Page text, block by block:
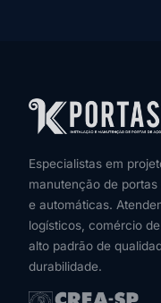
Especialistas em
manutenção de
e automáticas.
logísticos, comércio
alto padrão de
durabilidade.